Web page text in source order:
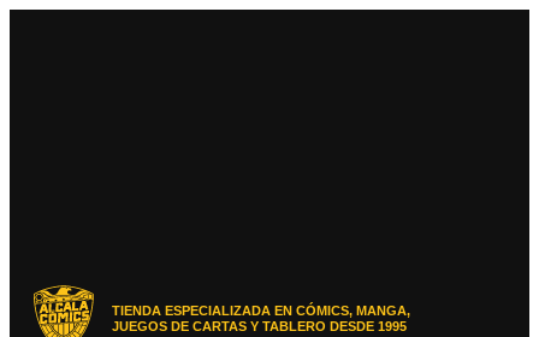
TIENDA ESPECIALIZADA EN CÓMICS, MANGA,
JUEGOS DE CARTAS Y TABLERO DESDE 1995